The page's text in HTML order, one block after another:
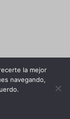
la mejor
navegando,